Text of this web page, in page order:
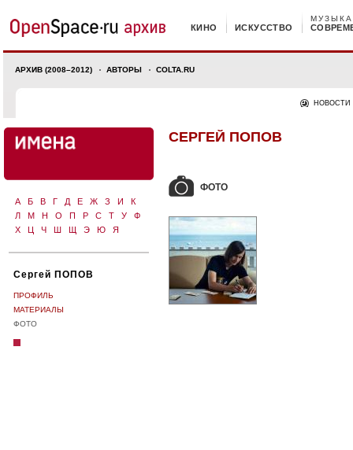
КИНО ИСКУССТВО
МУЗЫКА
АРХИВ (2008–2012) АВТОРЫ COLTA.RU
НОВОСТИ
А Б В Г Д Е Ж З И
К
Л
М Н О П Р С Т У
Ф
Х
Ц Ч Ш Щ Э Ю Я
Сергей ПОПОВ
ПРОФИЛЬ
МАТЕРИАЛЫ
ФОТО
СЕРГЕЙ ПОПОВ
ФОТО